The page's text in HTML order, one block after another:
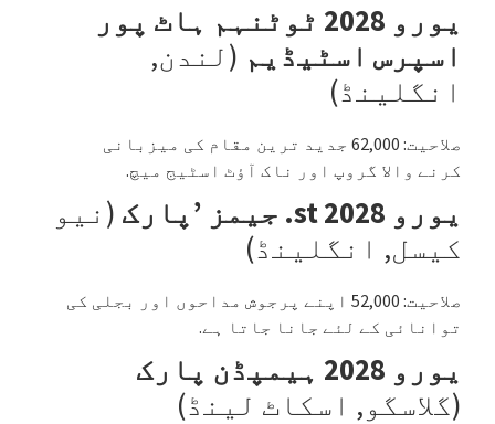
یورو 2028 ٹوٹنہم ہاٹ پور
اسپرس اسٹیڈیم (لندن,
انگلینڈ)
صلاحیت: 62,000 جدید ترین مقام کی میزبانی
کرنے والا گروپ اور ناک آؤٹ اسٹیج میچ.
یورو 2028 st. جیمز ’پارک
(نیو
کیسل, انگلینڈ)
صلاحیت: 52,000 اپنے پرجوش مداحوں اور بجلی کی
توانائی کے لئے جانا جاتا ہے.
یورو 2028 ہیمپڈن پارک
(گلاسگو, اسکاٹ لینڈ)